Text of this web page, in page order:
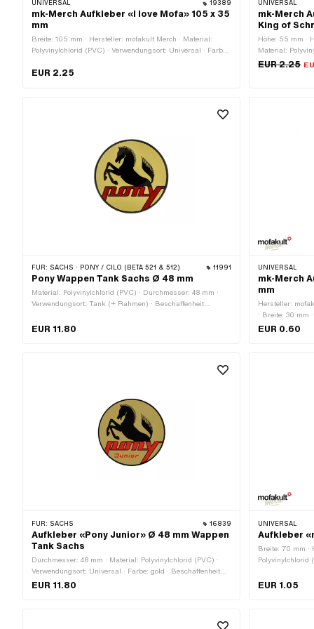
UNIVERSAL 19389
mk-Merch Aufkleber «I love Mofa» 105 x 35
mm
Breite: 105 mm · Hersteller: mofakult Merch · Material:
Polyvinylchlorid (PVC) · Verwendungsort: Universal · Farbe:
Rückseite: Klebstoff · Höhe: 35 mm · Transferfolie: Nein
EUR 2.25
UNIVERSAL
mk-Merch
King of
Höhe: 55 mm ·
Material:
Universal ·
EUR 2.25
FÜR: SACHS · PONY / CILO (BETA 521 & 512) 11991
Pony Wappen Tank Sachs Ø 48 mm
Material: Polyvinylchlorid (PVC) · Durchmesser: 48 mm ·
Verwendungsort: Tank (+ Rahmen) · Beschaffenheit
Beständigkeit: benzinbeständig · Transferfolie: Nein
EUR 11.80
UNIVERSAL
mk-Merch
mm
Hersteller:
· Breite: 30 mm
Klebstoff ·
EUR 0.60
FÜR: SACHS 16839
Aufkleber «Pony Junior» Ø 48 mm Wappen
Tank Sachs
Durchmesser: 48 mm · Material: Polyvinylchlorid (PVC) ·
Verwendungsort: Universal · Farbe: gold · Beschaffenheit
Rückseite: Klebstoff · Beständigkeit: UV-beständig ·
EUR 11.80
UNIVERSAL
Aufkleber
Breite: 70 mm ·
Polyvinylchlorid
Beständigkeit:
EUR 1.05